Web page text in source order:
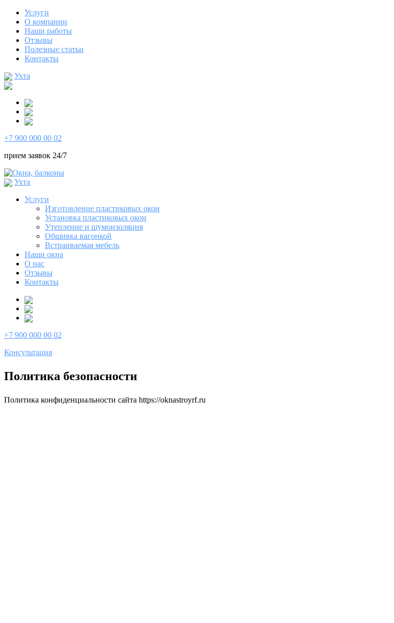
Услуги
О компании
Наши работы
Отзывы
Полезные статьи
Контакты
Ухта
+7 900 000 00 02
прием заявок 24/7
Ухта
Услуги
Изготовление пластиковых окон
Установка пластиковых окон
Утепление и шумоизоляция
Обшивка вагонкой
Встраиваемая мебель
Наши окна
О нас
Отзывы
Контакты
+7 900 000 00 02
Консультация
Политика безопасности
Политика конфиденциальности сайта https://oknastroyrf.ru